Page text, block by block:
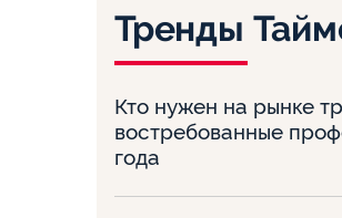
Тренды
Кто нужен на рынке
востребованные
года